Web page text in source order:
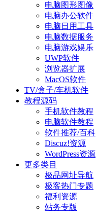
电脑图形图像
电脑办公软件
电脑日用工具
电脑数据服务
电脑游戏娱乐
UWP软件
浏览器扩展
MacOS软件
TV/盒子/车机软件
教程源码
手机软件教程
电脑软件教程
软件推荐/百科
Discuz!资源
WordPress资源
更多类目
极品网址导航
极客热门专题
福利资源
站务专版